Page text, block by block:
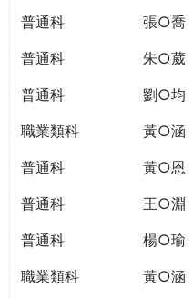
WAGOR
TODAY
THE
WORLD
PUTTING
YOU
ON
普通科
張○喬
普通科
朱○葳
普通科
劉○均
職業類科
黃○涵
普通科
黃○恩
普通科
王○淵
普通科
楊○瑜
職業類科
黃○涵